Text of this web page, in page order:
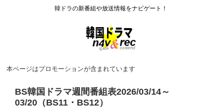
韓ドラの新番組や放送情報をナビゲート！
本ページはプロモーションが含まれています
BS韓国ドラマ週間番組表2026/03/14～
03/20（BS11・BS12）